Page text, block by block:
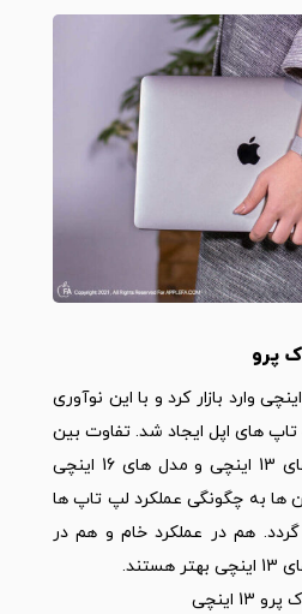
اپل اخیراً مک بوک پرو 13 اینچی وارد بازار کرد و با این نوآوری
های اپل ایجاد شد. تفاوت بین
مدل های مک بوک پرو های 13 اینچی و مدل های 16 اینچی
ها به چگونگی عملکرد لپ تاپ ها
گردد. هم در عملکرد خام و هم در
اینچی